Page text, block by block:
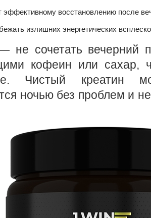
эффективному восстановлению после
излишних энергетических
не сочетать вечерний
кофеин или сахар,
Чистый креатин
ночью без проблем и